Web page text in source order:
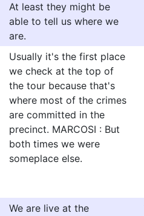
At least they might be
able to tell us where we
are.
Usually it's the first place
we check at the top of
the tour because that's
where most of the crimes
are committed in the
precinct. MARCOSI : But
both times we were
someplace else.
We are live at the